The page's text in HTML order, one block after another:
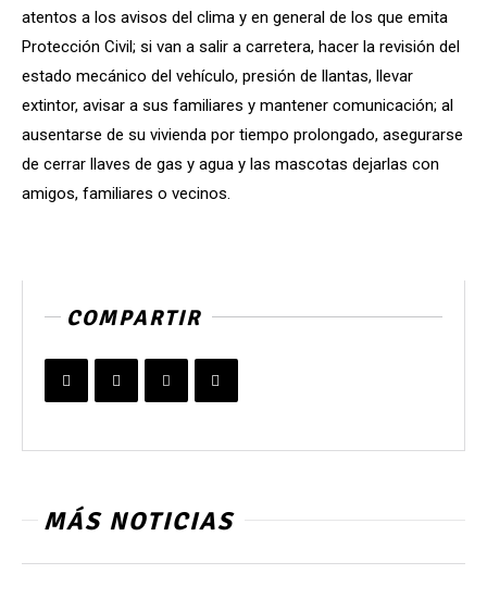
atentos a los avisos del clima y en general de los que emita
Protección Civil; si van a salir a carretera, hacer la revisión del
estado mecánico del vehículo, presión de llantas, llevar
extintor, avisar a sus familiares y mantener comunicación; al
ausentarse de su vivienda por tiempo prolongado, asegurarse
de cerrar llaves de gas y agua y las mascotas dejarlas con
amigos, familiares o vecinos.
COMPARTIR
MÁS NOTICIAS